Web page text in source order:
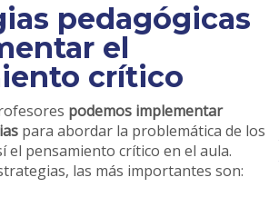
pedagógicas
el
crítico
podemos implementar
para abordar la problemática de los
el pensamiento crítico en el aula.
las más importantes son: